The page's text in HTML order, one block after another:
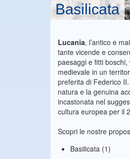
Basilicata
Lucania, l’antico e
tante vicende e
paesaggi e fitti
medievale in un
preferita di Federico
natura e la genuina
incastonata nel
cultura europea per il
Scopri le nostre
Basilicata (1)